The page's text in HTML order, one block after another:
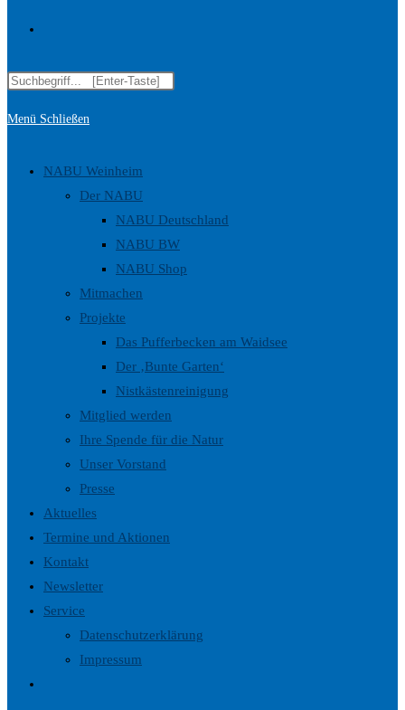
Suche
Diese
durchsuchen
Menü Schließen
NABU Weinheim
Der NABU
NABU Deutschland
NABU BW
NABU Shop
Mitmachen
Projekte
Das Pufferbecken am Waidsee
Der ‚Bunte Garten‘
Nistkästenreinigung
Mitglied werden
Ihre Spende für die Natur
Unser Vorstand
Presse
Aktuelles
Termine und Aktionen
Kontakt
Newsletter
Service
Datenschutzerklärung
Impressum